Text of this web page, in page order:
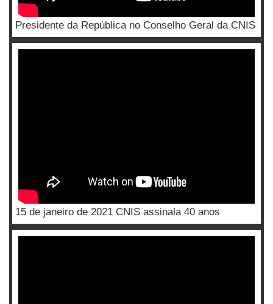
Presidente da República no Conselho Geral da CNIS
15 de janeiro de 2021 CNIS assinala 40 anos